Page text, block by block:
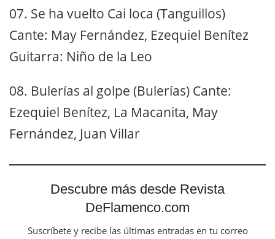
07. Se ha vuelto Cai loca (Tanguillos)
Cante: May Fernández, Ezequiel Benítez
Guitarra: Niño de la Leo
08. Bulerías al golpe (Bulerías) Cante:
Ezequiel Benítez, La Macanita, May
Fernández, Juan Villar
Descubre más desde Revista
DeFlamenco.com
Suscríbete y recibe las últimas entradas en tu correo